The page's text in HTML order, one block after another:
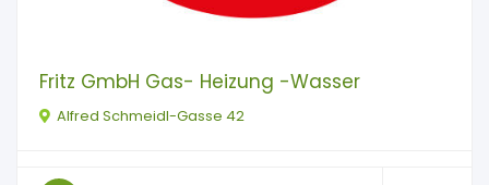
Fritz GmbH Gas- Heizung -Wasser
Alfred Schmeidl-Gasse 42